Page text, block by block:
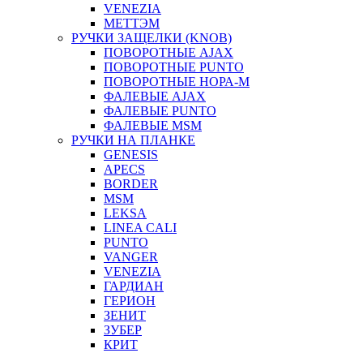
VENEZIA
МЕТТЭМ
РУЧКИ ЗАЩЕЛКИ (KNOB)
ПОВОРОТНЫЕ AJAX
ПОВОРОТНЫЕ PUNTO
ПОВОРОТНЫЕ НОРА-М
ФАЛЕВЫЕ AJAX
ФАЛЕВЫЕ PUNTO
ФАЛЕВЫЕ MSM
РУЧКИ НА ПЛАНКЕ
GENESIS
APECS
BORDER
MSM
LEKSA
LINEA CALI
PUNTO
VANGER
VENEZIA
ГАРДИАН
ГЕРИОН
ЗЕНИТ
ЗУБЕР
КРИТ